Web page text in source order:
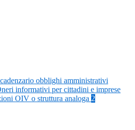
obblighi amministrativi
informativi per cittadini e imprese
OIV o struttura analoga 2